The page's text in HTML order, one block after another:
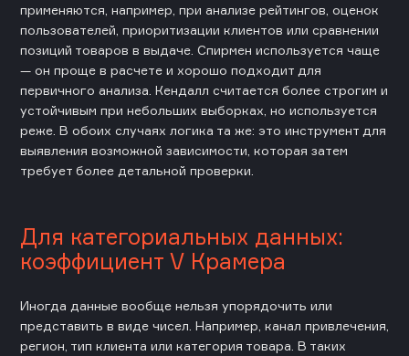
применяются, например, при анализе рейтингов, оценок
пользователей, приоритизации клиентов или сравнении
позиций товаров в выдаче. Спирмен используется чаще
— он проще в расчете и хорошо подходит для
первичного анализа. Кендалл считается более строгим и
устойчивым при небольших выборках, но используется
реже. В обоих случаях логика та же: это инструмент для
выявления возможной зависимости, которая затем
требует более детальной проверки.
Для категориальных данных:
коэффициент V Крамера
Иногда данные вообще нельзя упорядочить или
представить в виде чисел. Например, канал привлечения,
регион, тип клиента или категория товара. В таких